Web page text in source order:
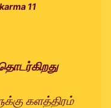
11
களத்திரம்